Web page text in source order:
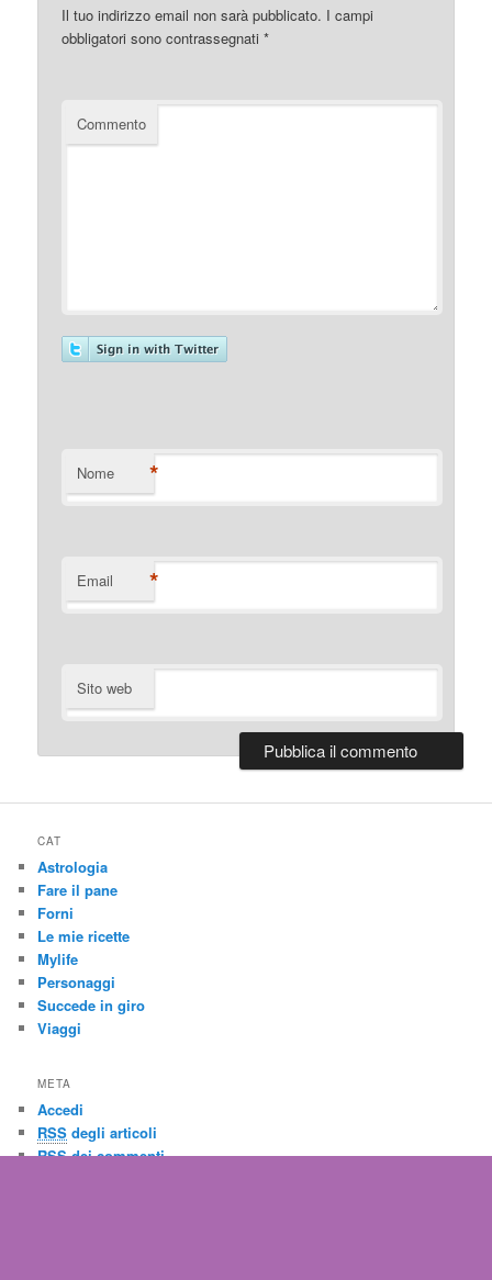
Il tuo indirizzo email non sarà pubblicato. I campi
obbligatori sono contrassegnati*
Commento
Nome *
Email *
Sito web
CAT
Astrologia
Fare il pane
Forni
Le mie ricette
Mylife
Personaggi
Succede in giro
Viaggi
META
Accedi
RSS degli articoli
RSSdei commenti